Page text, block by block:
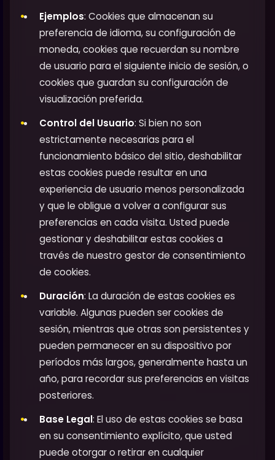
Ejemplos: Cookies que almacenan su
preferencia de idioma, su configuración de
moneda, cookies que recuerdan su nombre
de usuario para el siguiente inicio de sesión, o
cookies que guardan su configuración de
visualización preferida.
Control del Usuario: Si bien no son
estrictamente necesarias para el
funcionamiento básico del sitio, deshabilitar
estas cookies puede resultar en una
experiencia de usuario menos personalizada
y que le obligue a volver a configurar sus
preferencias en cada visita. Usted puede
gestionar y deshabilitar estas cookies a
través de nuestro gestor de consentimiento
de cookies.
Duración: La duración de estas cookies es
variable. Algunas pueden ser cookies de
sesión, mientras que otras son persistentes y
pueden permanecer en su dispositivo por
períodos más largos, generalmente hasta un
año, para recordar sus preferencias en visitas
posteriores.
Base Legal: El uso de estas cookies se basa
en su consentimiento explícito, que usted
puede otorgar o retirar en cualquier